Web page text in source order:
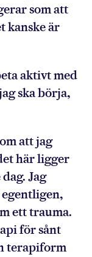
som att
kanske är
aktivt med
ska börja,
att jag
här ligger
Jag
ett trauma.
för sånt
terapiform